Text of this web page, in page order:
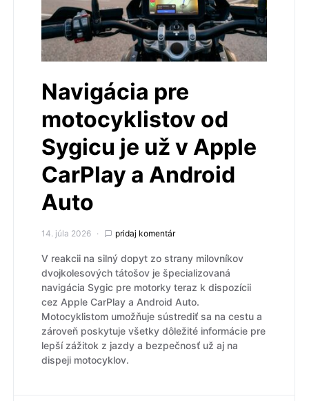
Navigácia pre
motocyklistov od
Sygicu je už v Apple
CarPlay a Android
Auto
14. júla 2026 pridaj komentár
V reakcii na silný dopyt zo strany milovníkov
dvojkolesových tátošov je špecializovaná
navigácia Sygic pre motorky teraz k dispozícii
cez Apple CarPlay a Android Auto.
Motocyklistom umožňuje sústrediť sa na cestu a
zároveň poskytuje všetky dôležité informácie pre
lepší zážitok z jazdy a bezpečnosť už aj na
dispeji motocyklov.